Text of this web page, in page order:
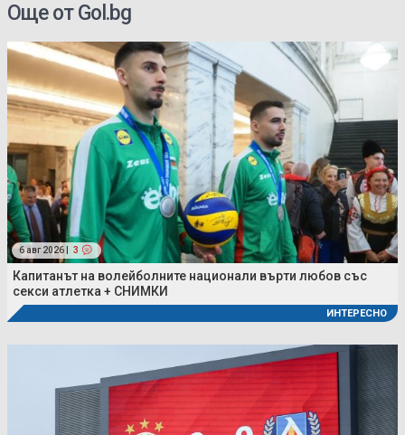
Още от Gol.bg
6 авг 2026 | 3
Капитанът на волейболните национали върти любов със
секси атлетка + СНИМКИ
ИНТЕРЕСНО